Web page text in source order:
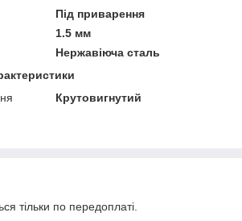
Під приварення
1.5 мм
Нержавіюча сталь
Крутовигнутий
тільки по передоплаті.